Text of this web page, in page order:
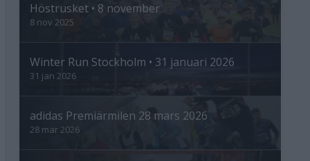
Höstrusket • 8 november
8 nov 2025
Winter Run Stockholm • 31 januari 2026
31 jan 2026
adidas Premiärmilen 28 mars 2026
28 mar 2026